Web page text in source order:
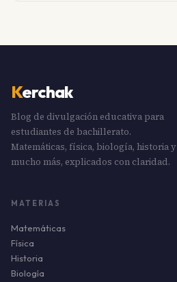
Kerchak
Blog de divulgación educativa para
estudiantes de bachillerato.
Matemáticas, física, biología, historia y
mucho más, explicados con claridad.
MATERIAS
Matemáticas
Física
Historia
Biología